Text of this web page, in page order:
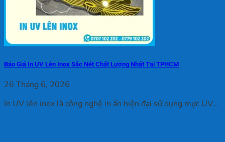
Báo Giá In UV Lên Inox Sắc Nét Chất Lượng Nhất Tại TPHCM
26 Tháng 6, 2026
In UV lên inox là công nghệ in ấn hiện đại sử dụng mực UV...